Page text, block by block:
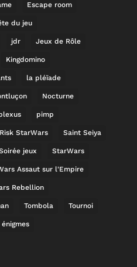
Escape room
du jeu
jdr Jeux de Rôle
Kingdomino
la pléïade
Nocturne
pimp
Risk StarWars Saint Seiya
jeux StarWars
Assaut sur l'Empire
Rebellion
Tombola Tournoi
énigmes